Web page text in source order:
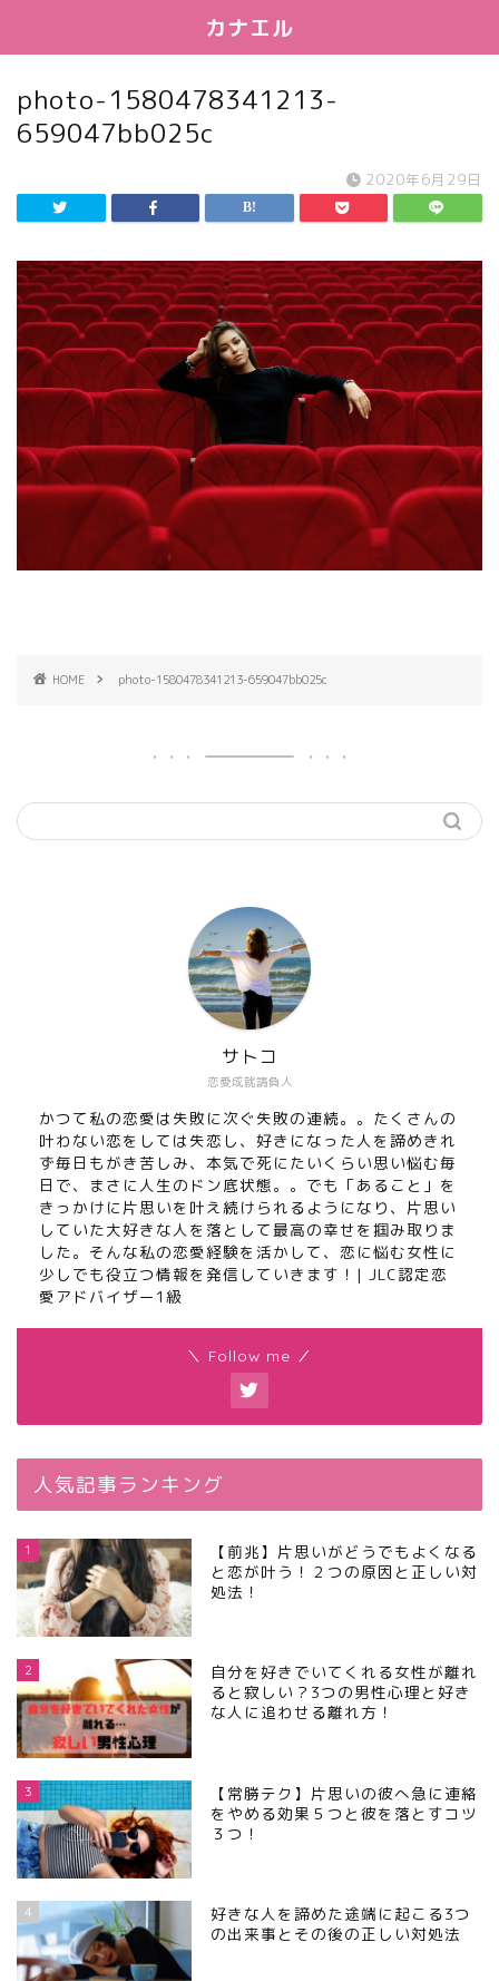
カナエル
photo-1580478341213-
659047bb025c
2020年6月29日
HOME photo-1580478341213-659047bb025c
恋愛成就請負人
サトコ
かつて私の恋愛は失敗に次ぐ失敗の連続。。たくさんの
叶わない恋をしては失恋し、好きになった人を諦めきれ
ず毎日もがき苦しみ、本気で死にたいくらい思い悩む毎
日で、まさに人生のドン底状態。。でも「あること」を
きっかけに片思いを叶え続けられるようになり、片思い
していた大好きな人を落として最高の幸せを掴み取りま
した。そんな私の恋愛経験を活かして、恋に悩む女性に
少しでも役立つ情報を発信していきます！| JLC認定恋
愛アドバイザー1級
＼ Follow me ／
人気記事ランキング
1
【前兆】片思いがどうでもよくなる
と恋が叶う！２つの原因と正しい対
処法！
2
自分を好きでいてくれる女性が離れ
ると寂しい？3つの男性心理と好き
な人に追わせる離れ方！
3
【常勝テク】片思いの彼へ急に連絡
をやめる効果５つと彼を落とすコツ
３つ！
4
好きな人を諦めた途端に起こる3つ
の出来事とその後の正しい対処法